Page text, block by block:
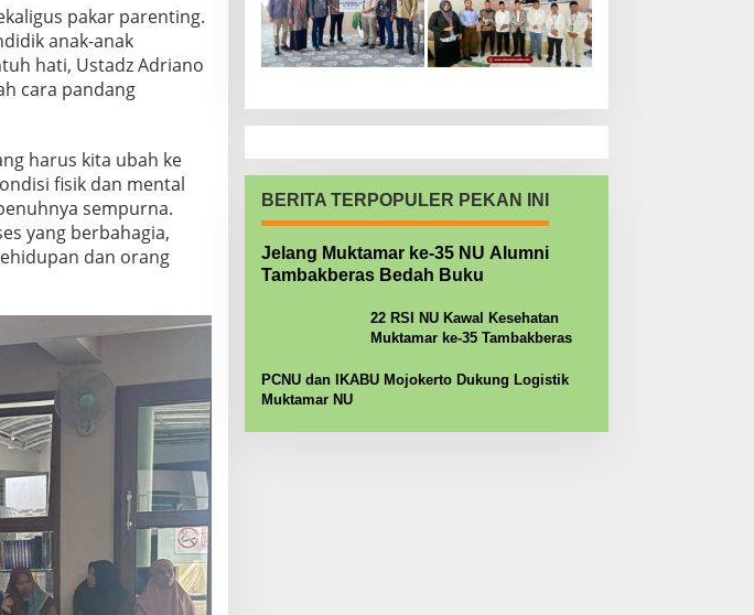
pakar parenting.
anak-anak
hati, Ustadz Adriano
cara pandang
harus kita ubah ke
fisik dan mental
sempurna.
yang berbahagia,
dan orang
BERITA TERPOPULER PEKAN INI
Jelang Muktamar ke-35 NU Alumni
Tambakberas Bedah Buku
22 RSI NU Kawal Kesehatan
Muktamar ke-35 Tambakberas
PCNU dan IKABU Mojokerto Dukung Logistik
Muktamar NU